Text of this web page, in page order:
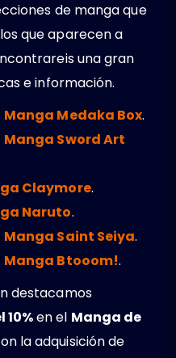
de manga que
que aparecen a
una gran
e información.
Manga Medaka Box.
Manga Sword Art
Claymore.
Naruto.
Manga Saint Seiya.
Manga Btooom!.
destacamos
en el Manga de
la adquisición de